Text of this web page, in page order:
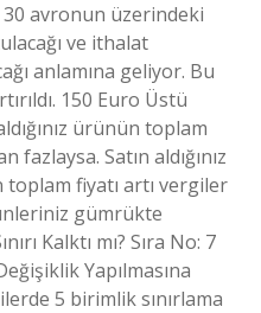
avronun üzerindeki
ve ithalat
anlamına geliyor. Bu
150 Euro Üstü
ürünün toplam
fazlaysa. Satın aldığınız
fiyatı artı vergiler
gümrükte
Kalktı mı? Sıra No: 7
Yapılmasına
5 birimlik sınırlama